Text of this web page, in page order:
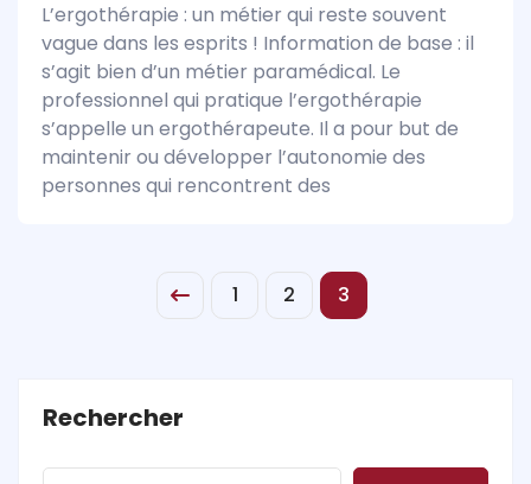
L’ergothérapie : un métier qui reste souvent
vague dans les esprits ! Information de base : il
s’agit bien d’un métier paramédical. Le
professionnel qui pratique l’ergothérapie
s’appelle un ergothérapeute. Il a pour but de
maintenir ou développer l’autonomie des
personnes qui rencontrent des
1 2 3
Rechercher